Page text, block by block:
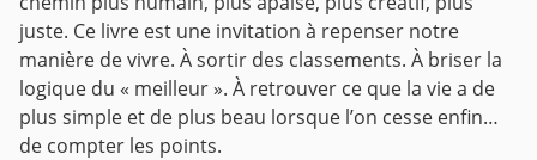
juste. Ce livre est une invitation à repenser notre
manière de vivre. À sortir des classements. À briser la
logique du « meilleur ». À retrouver ce que la vie a de
plus simple et de plus beau lorsque l’on cesse enfin…
de compter les points.